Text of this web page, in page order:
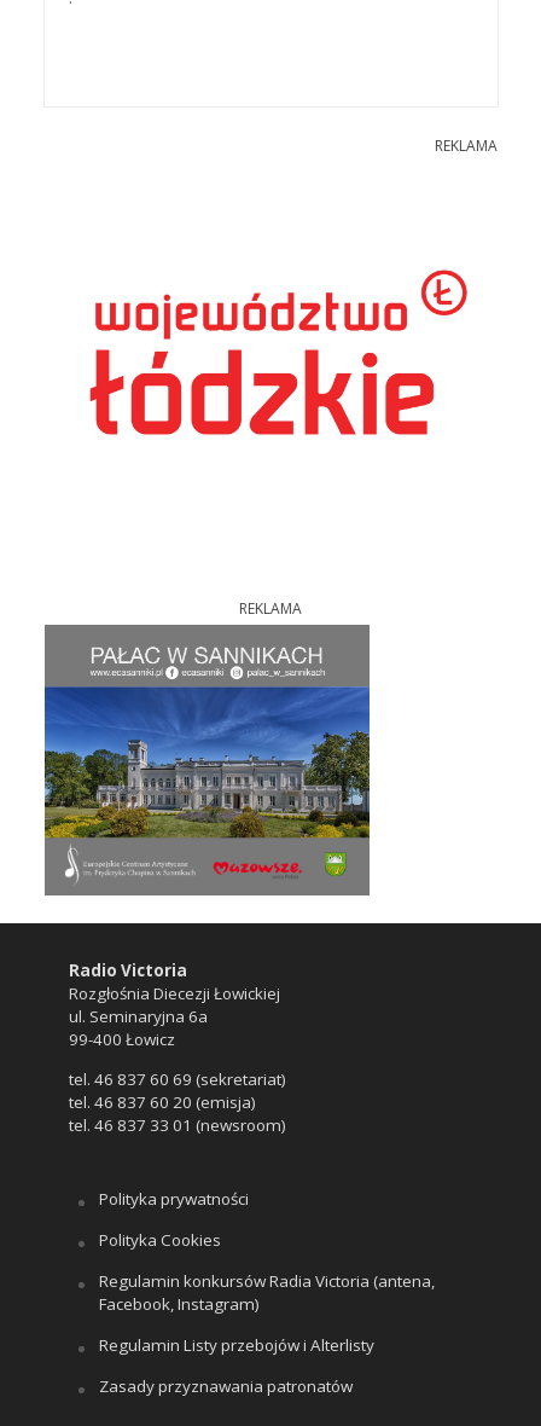
REKLAMA
REKLAMA
Radio Victoria
Rozgłośnia Diecezji Łowickiej
ul. Seminaryjna 6a
99-400 Łowicz
tel. 46 837 60 69 (sekretariat)
tel. 46 837 60 20 (emisja)
tel. 46 837 33 01 (newsroom)
Polityka prywatności
Polityka Cookies
Regulamin konkursów Radia Victoria (antena,
Facebook, Instagram)
Regulamin Listy przebojów i Alterlisty
Zasady przyznawania patronatów